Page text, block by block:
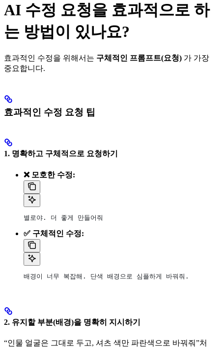
AI 수정 요청을 효과적으로 하
는 방법이 있나요?
효과적인 수정을 위해서는 구체적인 프롬프트(요청) 가 가장
중요합니다.
효과적인 수정 요청 팁
1. 명확하고 구체적으로 요청하기
❌ 모호한 수정:
별로야. 더 좋게 만들어줘
✅ 구체적인 수정:
배경이 너무 복잡해. 단색 배경으로 심플하게 바꿔줘.
2. 유지할 부분(배경)을 명확히 지시하기
“인물 얼굴은 그대로 두고, 셔츠 색만 파란색으로 바꿔줘”처